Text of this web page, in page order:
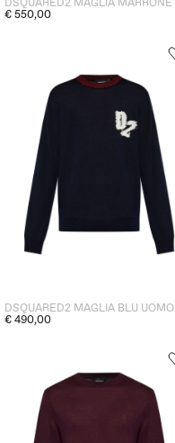
€ 550,00
DSQUARED2 MAGLIA BLU UOMO
€ 490,00